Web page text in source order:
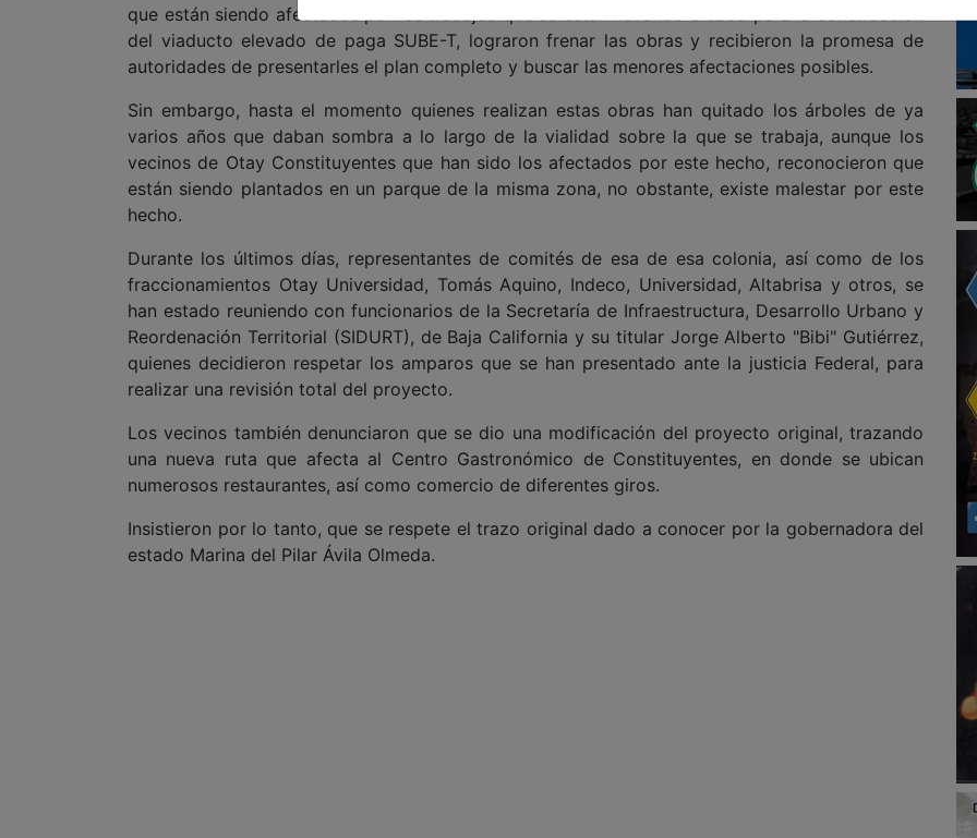
que están siendo afectados por los trabajos que se están llevando a cabo para la construcción
del viaducto elevado de paga SUBE-T, lograron frenar las obras y recibieron la promesa de
autoridades de presentarles el plan completo y buscar las menores afectaciones posibles.
Sin embargo, hasta el momento quienes realizan estas obras han quitado los árboles de ya
varios años que daban sombra a lo largo de la vialidad sobre la que se trabaja, aunque los
vecinos de Otay Constituyentes que han sido los afectados por este hecho, reconocieron que
están siendo plantados en un parque de la misma zona, no obstante, existe malestar por este
hecho.
Durante los últimos días, representantes de comités de esa de esa colonia, así como de los
fraccionamientos Otay Universidad, Tomás Aquino, Indeco, Universidad, Altabrisa y otros, se
han estado reuniendo con funcionarios de la Secretaría de Infraestructura, Desarrollo Urbano y
Reordenación Territorial (SIDURT), de Baja California y su titular Jorge Alberto "Bibi" Gutiérrez,
quienes decidieron respetar los amparos que se han presentado ante la justicia Federal, para
realizar una revisión total del proyecto.
Los vecinos también denunciaron que se dio una modificación del proyecto original, trazando
una nueva ruta que afecta al Centro Gastronómico de Constituyentes, en donde se ubican
numerosos restaurantes, así como comercio de diferentes giros.
Insistieron por lo tanto, que se respete el trazo original dado a conocer por la gobernadora del
estado Marina del Pilar Ávila Olmeda.